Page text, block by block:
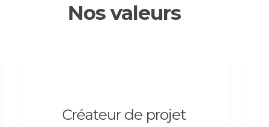
Nos valeurs
Créateur de projet